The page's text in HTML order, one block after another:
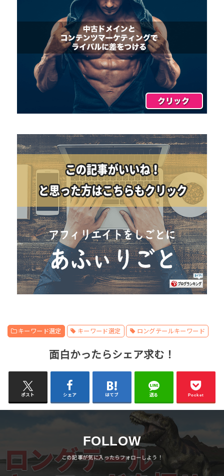
キーワード選定 キーワード選定 ロングテールキーワード
面白かったらシェア求む！
ポスト シェア はてブ 送る Pocket
FOLLOW